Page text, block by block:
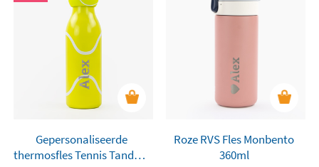
Gepersonaliseerde
thermosfles Tennis Tandem
Roze RVS Fles Monbento
360ml